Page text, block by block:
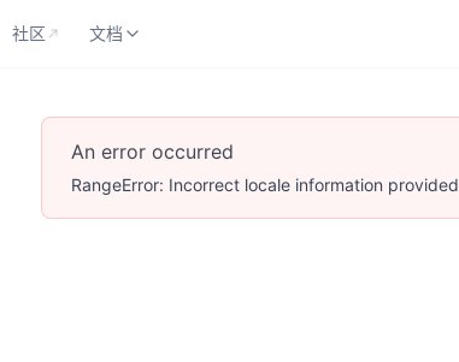
社区 文档
An error occurred
RangeError: Incorrect locale information provided